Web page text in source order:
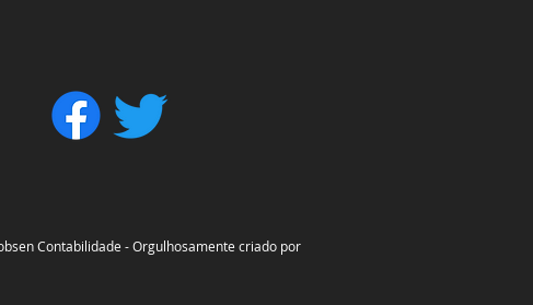
Contabilidade - Orgulhosamente criado por